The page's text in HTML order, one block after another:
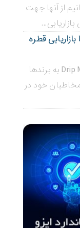
از آنها جهت
قطره
بازاریابی قطره ای Drip Marketing به برندها
خود در